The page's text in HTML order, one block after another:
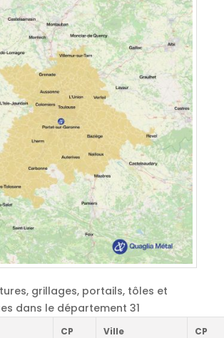
grillages, portails, tôles et
dans le département 31
CP Ville CP